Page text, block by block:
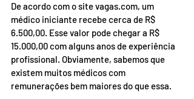
De acordo com o site vagas.com, um
médico iniciante recebe cerca de R$
6.500,00. Esse valor pode chegar a R$
15.000,00 com alguns anos de experiência
profissional. Obviamente, sabemos que
existem muitos médicos com
remunerações bem maiores do que essa.